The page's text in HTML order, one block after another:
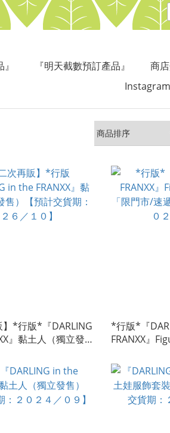
『明天截數預訂產品』 商
Instagram
】*行版*『DARLING
』黏土人（獨立發
*行版*『
FRANXX』
０２６／０５